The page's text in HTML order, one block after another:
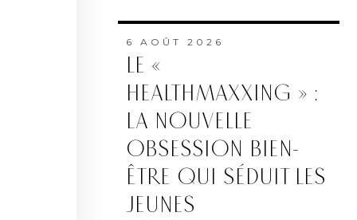
6 AOÛT 2026
LE «
HEALTHMAXXING » :
LA NOUVELLE
OBSESSION BIEN-
ÊTRE QUI SÉDUIT LES
JEUNES